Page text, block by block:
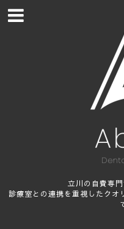
立川の自費専
診療室との連携を重視したクオ